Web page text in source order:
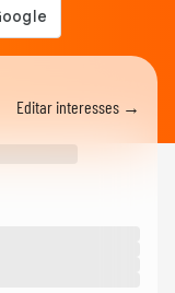
Editar interesses →